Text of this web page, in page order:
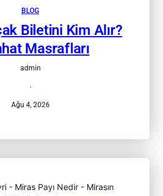
BLOG
Biletini Kim Alır?
Masrafları
admin
·
Ağu 4, 2026